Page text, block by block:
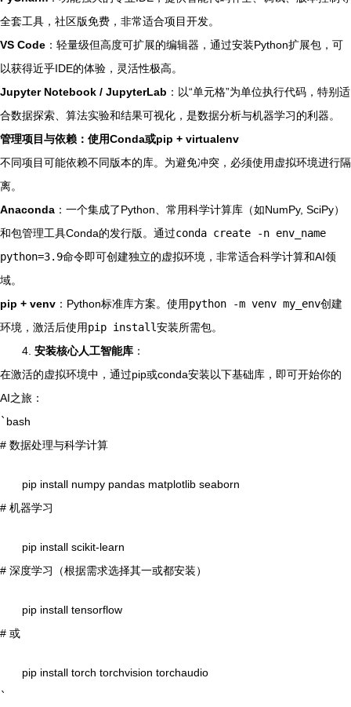
全套工具，社区版免费，非常适合项目开发。
VS Code ：轻量级但高度可扩展的编辑器，通过安装Python扩展包，可
以获得近乎IDE的体验，灵活性极高。
Jupyter Notebook / JupyterLab ：以“单元格”为单位执行代码，特别适
合数据探索、算法实验和结果可视化，是数据分析与机器学习的利器。
管理项目与依赖：使用Conda或pip + virtualenv
不同项目可能依赖不同版本的库。为避免冲突，必须使用虚拟环境进行隔
离。
Anaconda ：一个集成了Python、常用科学计算库（如NumPy, SciPy）
和包管理工具Conda的发行版。通过conda create -n env_name
python=3.9命令即可创建独立的虚拟环境，非常适合科学计算和AI领
域。
pip + venv ：Python标准库方案。使用python -m venv my_env创建
环境，激活后使用pip install安装所需包。
4. 安装核心人工智能库 ：
在激活的虚拟环境中，通过pip或conda安装以下基础库，即可开始你的
AI之旅：
` bash
# 数据处理与科学计算
pip install numpy pandas matplotlib seaborn
# 机器学习
pip install scikit-learn
# 深度学习（根据需求选择其一或都安装）
pip install tensorflow
# 或
pip install torch torchvision torchaudio
`